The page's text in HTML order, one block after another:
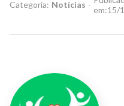
Categoria: Notícias - em:15/